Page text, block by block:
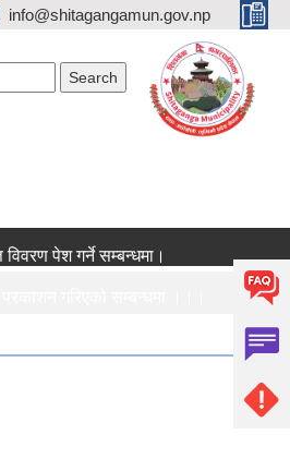
info@shitagangamun.gov.np
पेश गर्ने सम्बन्धमा।
भत्ता नविकरण सम्बन्धी सूचना ।।।